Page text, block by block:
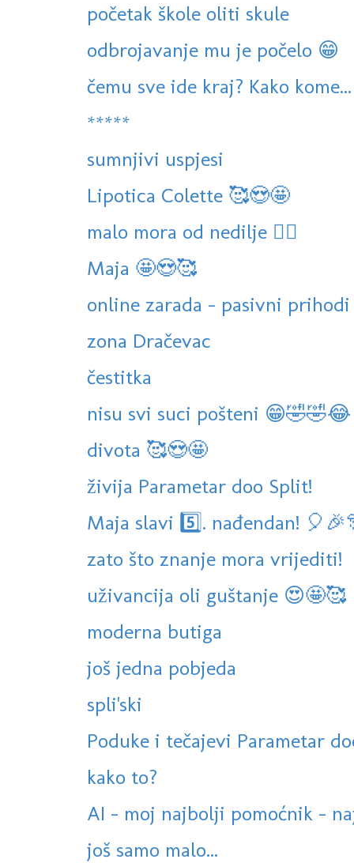
početak škole oliti skule
odbrojavanje mu je počelo 😁
čemu sve ide kraj? Kako kome...
*****
sumnjivi uspjesi
Lipotica Colette 🥰😍🤩
malo mora od nedilje 🏊‍♀️
Maja 🤩😍🥰
online zarada - pasivni prihodi
zona Dračevac
čestitka
nisu svi suci pošteni 😁🤣🤣😂
divota 🥰😍🤩
živija Parametar doo Split!
Maja slavi 5️⃣. nađendan!
zato što znanje mora vrijediti!
uživancija oli guštanje 😍🤩🥰
moderna butiga
još jedna pobjeda
spli'ski
Poduke i tečajevi Parametar
kako to?
AI - moj najbolji pomoćnik -
još samo malo...